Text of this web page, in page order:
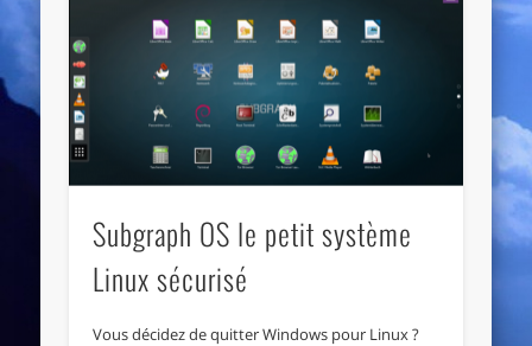
Subgraph OS le petit système
Linux sécurisé
Vous décidez de quitter Windows pour Linux ?